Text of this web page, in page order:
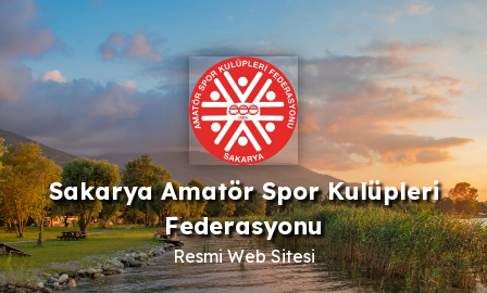
Sakarya Amatör Spor Kulüpleri
Federasyonu
Resmi Web Sitesi